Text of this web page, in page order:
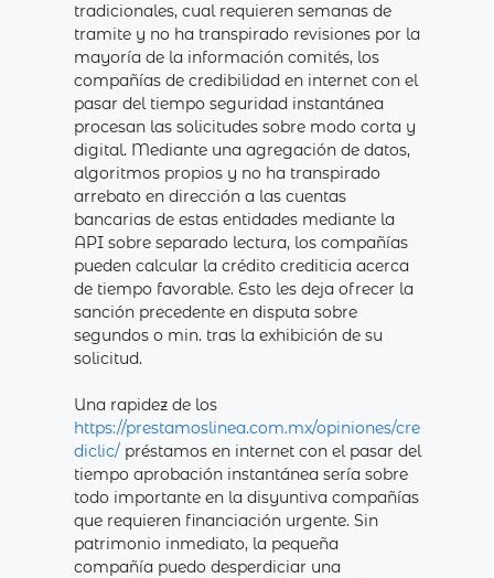
tradicionales, cual requieren semanas de
tramite y no ha transpirado revisiones por la
mayoría de la información comités, los
compañías de credibilidad en internet con el
pasar del tiempo seguridad instantánea
procesan las solicitudes sobre modo corta y
digital. Mediante una agregación de datos,
algoritmos propios y no ha transpirado
arrebato en dirección a las cuentas
bancarias de estas entidades mediante la
API sobre separado lectura, los compañías
pueden calcular la crédito crediticia acerca
de tiempo favorable. Esto les deja ofrecer la
sanción precedente en disputa sobre
segundos o min. tras la exhibición de su
solicitud.
Una rapidez de los
https://prestamoslinea.com.mx/opiniones/cre
diclic/préstamos en internet con el pasar del
tiempo aprobación instantánea serí­a sobre
todo importante en la disyuntiva compañías
que requieren financiación urgente. Sin
patrimonio inmediato, la pequeña
compañía puedo desperdiciar una